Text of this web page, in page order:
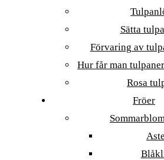
Sätta
Förvaring av
Hur får man
Rosa
Fröer